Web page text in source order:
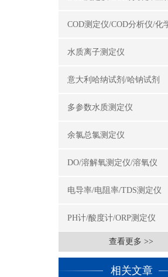
水质离子测定仪
意大利哈纳试剂/哈钠试剂
多参数水质测定仪
余氯总氯测定仪
DO/溶解氧测定仪/溶氧仪
电导率/电阻率/TDS测定仪
PH计/酸度计/ORP测定仪
查看更多 >>
相关文章